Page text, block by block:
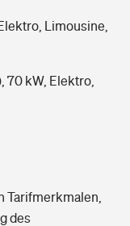
Limousine,
70 kW, Elektro,
Tarifmerkmalen,
des